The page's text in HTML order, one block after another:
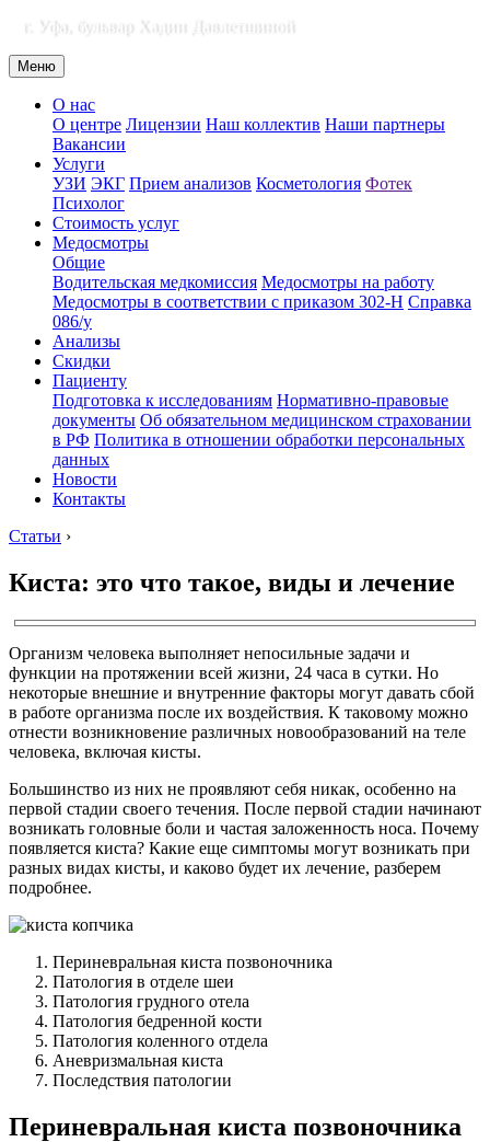
г. Уфа, бульвар Хадии Давлетшиной
Меню
О нас
О центре Лицензии Наш коллектив Наши партнеры
Вакансии
Услуги
УЗИ ЭКГ Прием анализов Косметология Фотек
Психолог
Стоимость услуг
Медосмотры
Общие
Водительская медкомиссия Медосмотры на работу
Медосмотры в соответствии с приказом 302-Н Справка
086/у
Анализы
Скидки
Пациенту
Подготовка к исследованиям Нормативно-правовые
документы Об обязательном медицинском страховании
в РФ Политика в отношении обработки персональных
данных
Новости
Контакты
Статьи ›
Киста: это что такое, виды и лечение
Организм человека выполняет непосильные задачи и
функции на протяжении всей жизни, 24 часа в сутки. Но
некоторые внешние и внутренние факторы могут давать сбой
в работе организма после их воздействия. К таковому можно
отнести возникновение различных новообразований на теле
человека, включая кисты.
Большинство из них не проявляют себя никак, особенно на
первой стадии своего течения. После первой стадии начинают
возникать головные боли и частая заложенность носа. Почему
появляется киста? Какие еще симптомы могут возникать при
разных видах кисты, и каково будет их лечение, разберем
подробнее.
Периневральная киста позвоночника
Патология в отделе шеи
Патология грудного отела
Патология бедренной кости
Патология коленного отдела
Аневризмальная киста
Последствия патологии
Периневральная киста позвоночника